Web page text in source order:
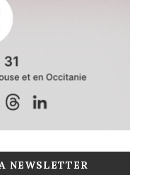
NEWSLETTER